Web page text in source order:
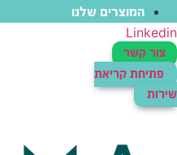
המוצרים שלנו
Linkedin
צור קשר
פתיחת קריאת
שירות